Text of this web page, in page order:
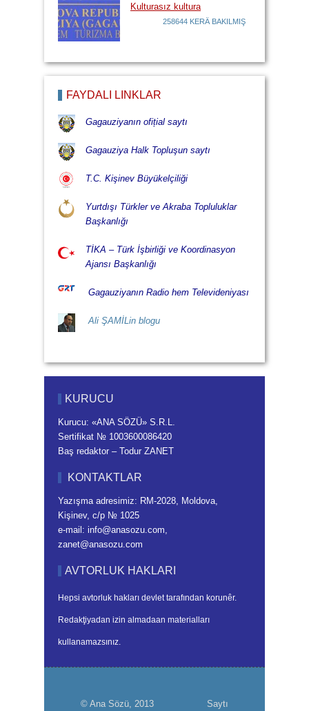
Kulturasız kultura
258644 KERÄ BAKILMIŞ
FAYDALI LİNKLÄR
Gagauziyanın ofițial saytı
Gagauziya Halk Topluşun saytı
T.C. Kişinev Büyükelçiliği
Yurtdışı Türkler ve Akraba Topluluklar
Başkanlığı
TİKA – Türk İşbirliği ve Koordinasyon
Ajansı Başkanlığı
Gagauziyanın Radio hem Televideniyası
Ali ŞAMİLin blogu
KURUCU
Kurucu: «ANA SÖZÜ» S.R.L.
Sertifikat № 1003600086420
Baş redaktor – Todur ZANET
KONTAKTLAR
Yazışma adresimiz: RM-2028, Moldova,
Kişinev, c/p № 1025
e-mail: info@anasozu.com,
zanet@anasozu.com
AVTORLUK HAKLARI
Hepsi avtorluk hakları devlet tarafından korunêr.
Redakţiyadan izin almadaan materialları
kullanamazsınız.
© Ana Sözü, 2013 Saytı